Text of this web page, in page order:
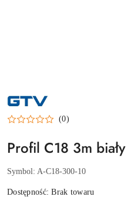
NAZWA
PRODUCENTA:
GTV
(0)
Profil C18 3m biały
Symbol: A-C18-300-10
Dostępność:Brak towaru